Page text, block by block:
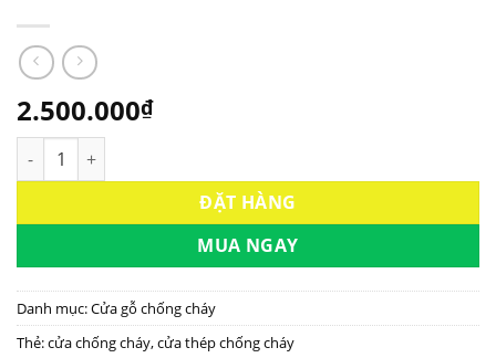
2.500.000₫
Mẫu cửa gỗ chống cháy đẹp nhất 2024 | P1-R3 |
ĐẶT HÀNG
MUA NGAY
Danh mục:Cửa gỗ chống cháy
Thẻ:cửa chống cháy,cửa thép chống cháy